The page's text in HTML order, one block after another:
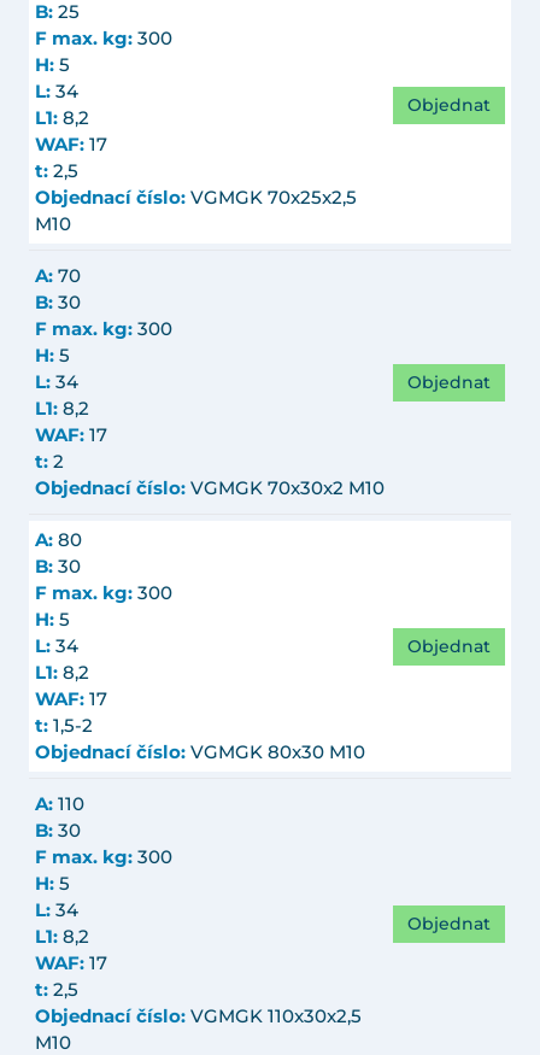
B: 25
F max. kg: 300
H: 5
L: 34
L1: 8,2
WAF: 17
t: 2,5
Objednací číslo: VGMGK 70x25x2,5
M10
Objednat
A: 70
B: 30
F max. kg: 300
H: 5
L: 34
L1: 8,2
WAF: 17
t: 2
Objednací číslo: VGMGK 70x30x2 M10
Objednat
A: 80
B: 30
F max. kg: 300
H: 5
L: 34
L1: 8,2
WAF: 17
t: 1,5-2
Objednací číslo: VGMGK 80x30 M10
Objednat
A: 110
B: 30
F max. kg: 300
H: 5
L: 34
L1: 8,2
WAF: 17
t: 2,5
Objednací číslo: VGMGK 110x30x2,5
M10
Objednat